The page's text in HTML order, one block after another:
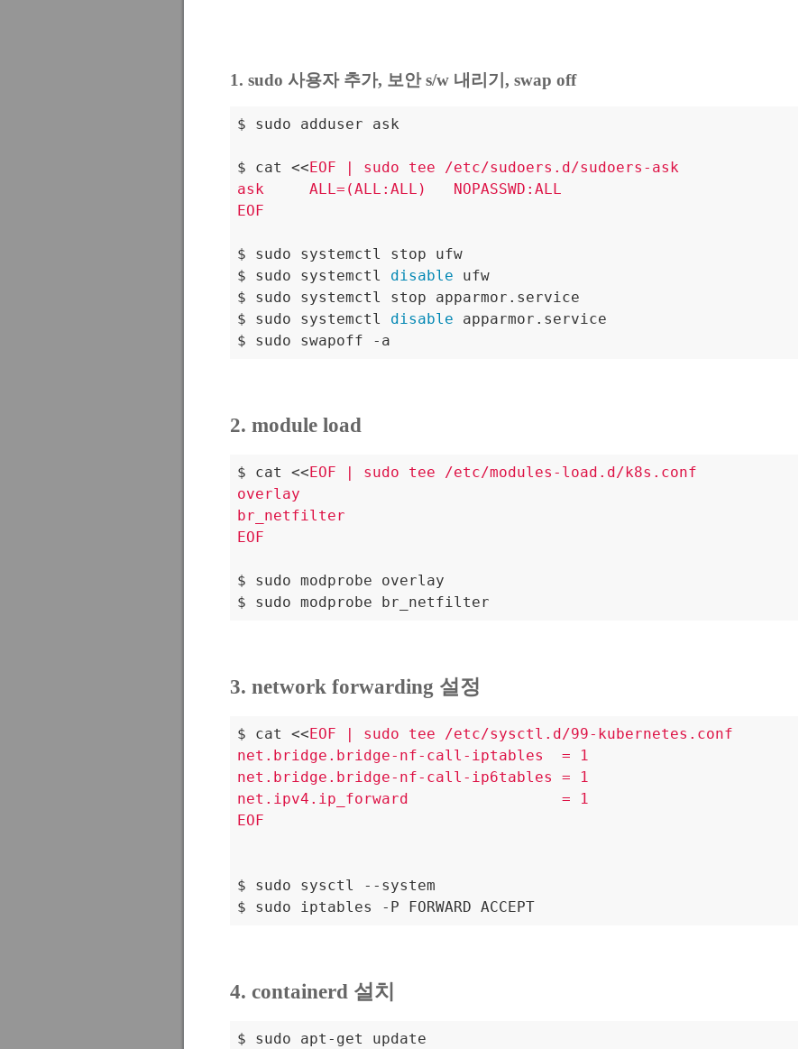
1. sudo 사용자 추가, 보안 s/w 내리기, swap off
$ sudo adduser ask
$ cat <<EOF | sudo tee /etc/sudoers.d/sudoers-ask
ask     ALL=(ALL:ALL)   NOPASSWD:ALL
EOF
$ sudo systemctl stop ufw
$ sudo systemctl disable ufw
$ sudo systemctl stop apparmor.service
$ sudo systemctl disable apparmor.service
$ sudo swapoff -a
2. module load
$ cat <<EOF | sudo tee /etc/modules-load.d/k8s.conf
overlay
br_netfilter
EOF
$ sudo modprobe overlay
$ sudo modprobe br_netfilter
3. network forwarding 설정
$ cat <<EOF | sudo tee /etc/sysctl.d/99-kubernetes.conf
net.bridge.bridge-nf-call-iptables  = 1
net.bridge.bridge-nf-call-ip6tables = 1
net.ipv4.ip_forward                 = 1
EOF
$ sudo sysctl --system
$ sudo iptables -P FORWARD ACCEPT
4. containerd 설치
$ sudo apt-get update